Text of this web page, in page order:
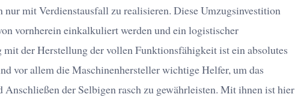
nur mit Verdienstausfall zu realisieren. Diese Umzugsinvestition
vornherein einkalkuliert werden und ein logistischer
mit der Herstellung der vollen Funktionsfähigkeit ist ein absolutes
vor allem die Maschinenhersteller wichtige Helfer, um das
Anschließen der Selbigen rasch zu gewährleisten. Mit ihnen ist hier